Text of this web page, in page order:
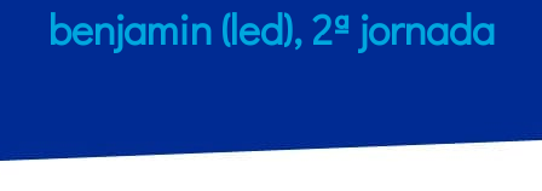
benjamin (led), 2ª jornada